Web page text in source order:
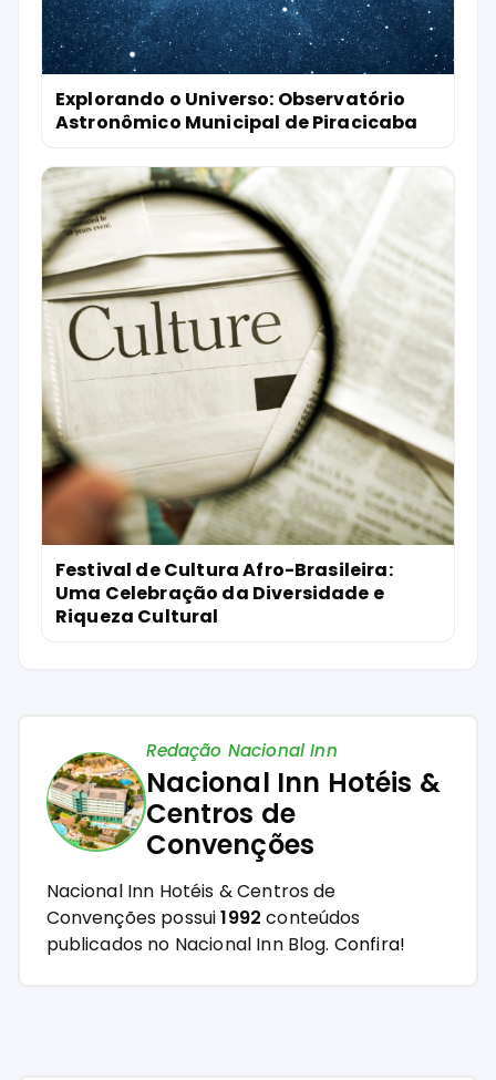
Explorando o Universo: Observatório
Astronômico Municipal de Piracicaba
Festival de Cultura Afro-Brasileira:
Uma Celebração da Diversidade e
Riqueza Cultural
Redação Nacional Inn
Nacional Inn Hotéis &
Centros de
Convenções
Nacional Inn Hotéis & Centros de
Convenções possui1992 conteúdos
publicados no Nacional Inn Blog. Confira!